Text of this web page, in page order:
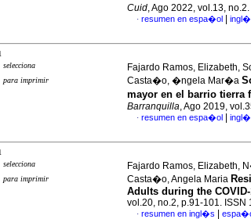
Cuid, Ago 2022, vol.13,
· resumen en espa�ol
selecciona
para imprimir
Fajardo Ramos, Elizabeth,
Casta�o, �ngela Mar�a
mayor en el barrio tierra
Barranquilla, Ago 2019,
· resumen en espa�ol
selecciona
para imprimir
Fajardo Ramos, Elizabeth,
Casta�o, Angela Maria
Adults during the
vol.20, no.2, p.91-101. ISSN
· resumen en ingl�s